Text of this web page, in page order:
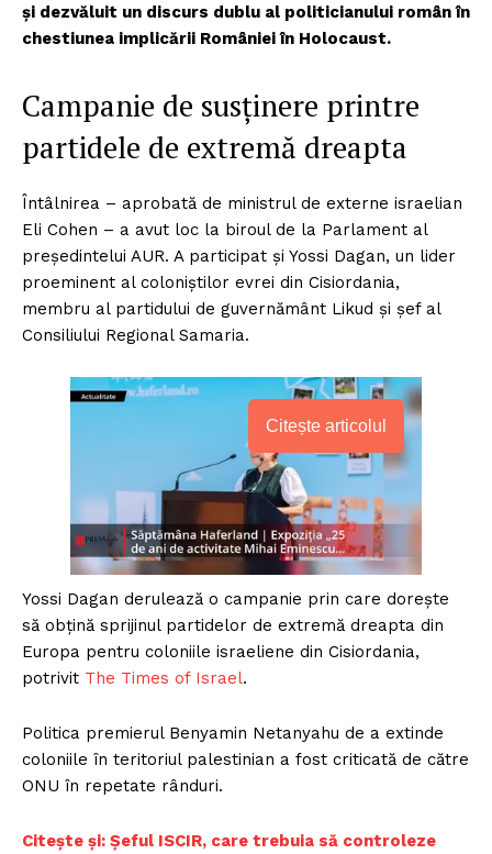
și dezvăluit un discurs dublu al politicianului român în
chestiunea implicării României în Holocaust.
Campanie de susținere printre
partidele de extremă dreapta
Întâlnirea – aprobată de ministrul de externe israelian
Eli Cohen – a avut loc la biroul de la Parlament al
președintelui AUR. A participat și Yossi Dagan, un lider
proeminent al coloniștilor evrei din Cisiordania,
membru al partidului de guvernământ Likud și șef al
Consiliului Regional Samaria.
Citește articolul
Yossi Dagan derulează o campanie prin care dorește
să obțină sprijinul partidelor de extremă dreapta din
Europa pentru coloniile israeliene din Cisiordania,
potrivit The Times of Israel.
Politica premierul Benyamin Netanyahu de a extinde
coloniile în teritoriul palestinian a fost criticată de către
ONU în repetate rânduri.
Citește și: Șeful ISCIR, care trebuia să controleze